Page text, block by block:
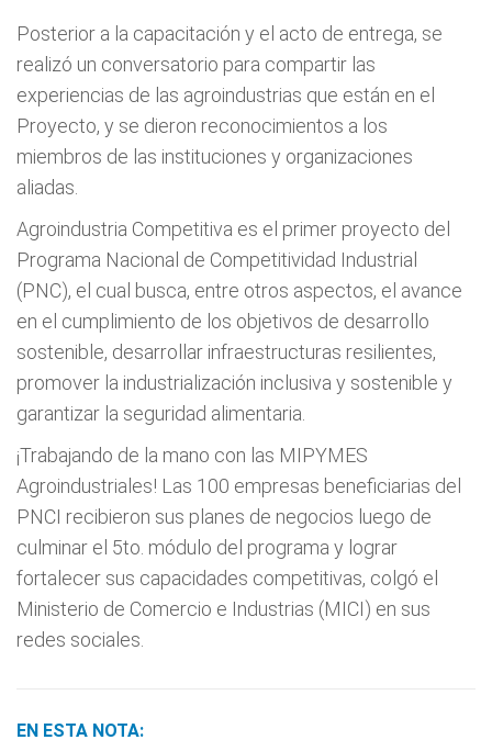
Posterior a la capacitación y el acto de entrega, se
realizó un conversatorio para compartir las
experiencias de las agroindustrias que están en el
Proyecto, y se dieron reconocimientos a los
miembros de las instituciones y organizaciones
aliadas.
Agroindustria Competitiva es el primer proyecto del
Programa Nacional de Competitividad Industrial
(PNC), el cual busca, entre otros aspectos, el avance
en el cumplimiento de los objetivos de desarrollo
sostenible, desarrollar infraestructuras resilientes,
promover la industrialización inclusiva y sostenible y
garantizar la seguridad alimentaria.
¡Trabajando de la mano con las MIPYMES
Agroindustriales! Las 100 empresas beneficiarias del
PNCI recibieron sus planes de negocios luego de
culminar el 5to. módulo del programa y lograr
fortalecer sus capacidades competitivas, colgó el
Ministerio de Comercio e Industrias (MICI) en sus
redes sociales.
EN ESTA NOTA: